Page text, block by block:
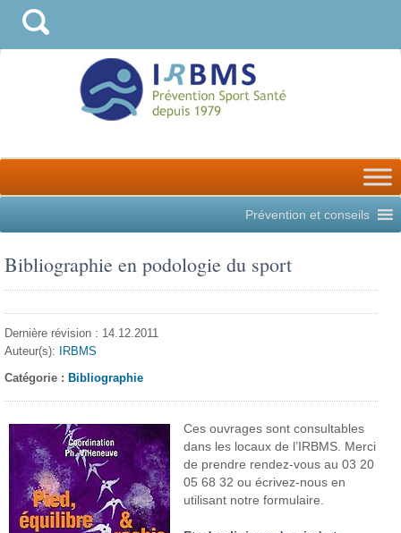
Prévention et conseils
Bibliographie en podologie du sport
Dernière révision : 14.12.2011
Auteur(s):
IRBMS
Catégorie : Bibliographie
Ces ouvrages sont consultables
dans les locaux de l’IRBMS. Merci
de prendre rendez-vous au 03 20
05 68 32 ou écrivez-nous en
utilisant notre formulaire.